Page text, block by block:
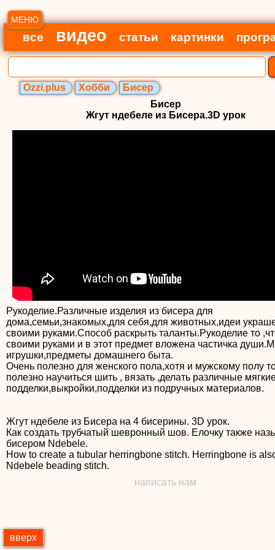
МЕНЮ
все видео статьи картинки
Ozzi.plus Хобби
Бисер
Бисер
Жгут ндебеле из Бисера.3D урок
Рукоделие.Различные изделия из бисера для
дома,семьи,знакомых,для себя,для животных,идеи
своими руками.Способ раскрыть таланты.Рукоделие то
своими руками и в этот предмет вложена частичка
игрушки,предметы домашнего быта.
Очень полезно для женского пола,хотя и мужскому полу
полезно научиться шить , вязать ,делать различные
подделки,выкройки,подделки из подручных материалов.
Жгут ндебеле из Бисера на 4 бисерины. 3D урок.
Как создать трубчатый шевронный шов. Елочку также
бисером Ndebele.
How to create a tubular herringbone stitch. Herringbone is
Ndebele beading stitch.
написать нам
вверх